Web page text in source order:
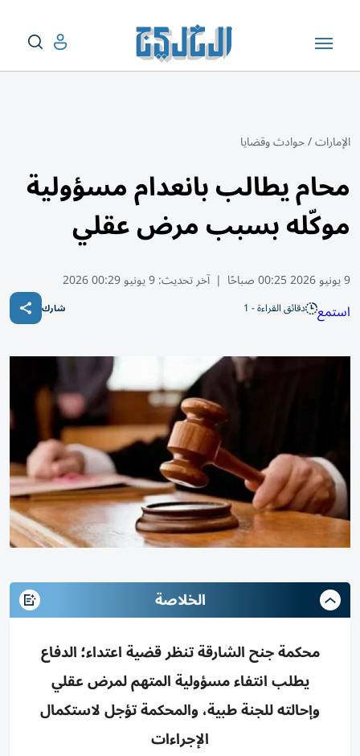
الإمارات/حوادث وقضايا
محام يطالب بانعدام مسؤولية
موكّله بسبب مرض عقلي
9 يونيو 2026 00:25 صباحًا | آخر تحديث:9 يونيو 00:29 2026
استمع دقائق القراءة - 1 شارك
الخلاصة
محكمة جنح الشارقة تنظر قضية اعتداء؛ الدفاع
يطلب انتفاء مسؤولية المتهم لمرض عقلي
وإحالته للجنة طبية، والمحكمة تؤجل لاستكمال
الإجراءات